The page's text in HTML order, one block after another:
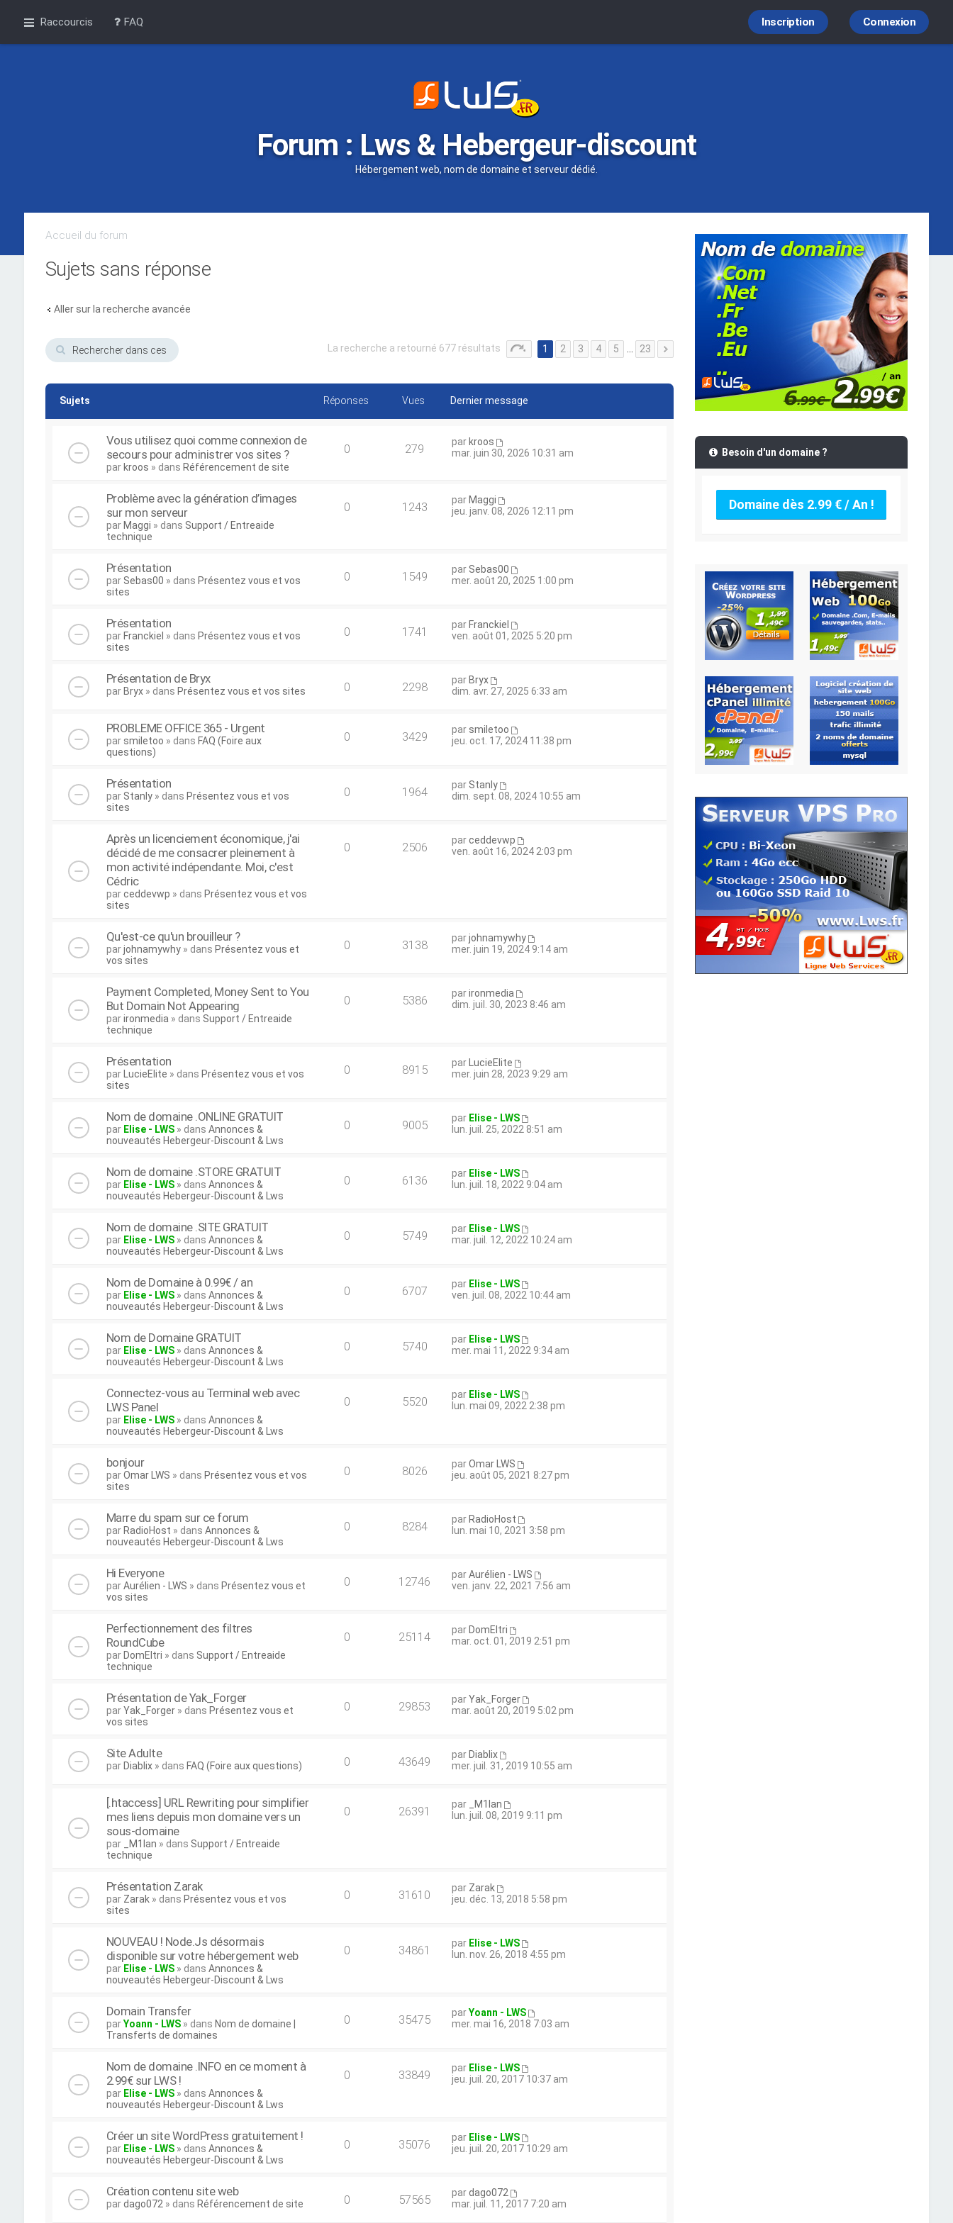
Raccourcis FAQ Connexion
Inscription
Forum : Lws & Hebergeur-discount
Hébergement web, nom de domaine et serveur dédié.
Accueil du forum
Sujets sans réponse
Aller sur la recherche avancée
La recherche a retourné 677 résultats 1 2 3 4 5 23
Sujets Réponses Vues Dernier message
Vous utilisez quoi comme connexion de
secours pour administrer vos sites ?
par kroos » dans Référencement de site
0 279 par kroos
mar. juin 30, 2026 10:31 am
Problème avec la génération d’images
sur mon serveur
par Maggi » dans Support / Entreaide
technique
0 1243 par Maggi
jeu. janv. 08, 2026 12:11 pm
Présentation
par Sebas00 » dans Présentez vous et vos
sites
0 1549 par Sebas00
mer. août 20, 2025 1:00 pm
Présentation
par Franckiel » dans Présentez vous et vos
sites
0 1741 par Franckiel
ven. août 01, 2025 5:20 pm
Présentation de Bryx
par Bryx» dans Présentez vous et vos sites 0 2298 par Bryx
dim. avr. 27, 2025 6:33 am
PROBLEME OFFICE 365 - Urgent
par smiletoo » dans FAQ (Foire aux
questions)
0 3429 par smiletoo
jeu. oct. 17, 2024 11:38 pm
Présentation
par Stanly» dans Présentez vous et vos
sites
0 1964 par Stanly
dim. sept. 08, 2024 10:55 am
Après un licenciement économique, j'ai
décidé de me consacrer pleinement à
mon activité indépendante. Moi, c'est
Cédric
parceddevwp » dans Présentez vous et vos
sites
0 2506 parceddevwp
ven. août 16, 2024 2:03 pm
Qu'est-ce qu'un brouilleur ?
parjohnamywhy» dans Présentez vous et
vos sites
0 3138 parjohnamywhy
mer. juin 19, 2024 9:14 am
Payment Completed, Money Sent to You
But Domain Not Appearing
parironmedia » dans Support / Entreaide
technique
0 5386 parironmedia
dim. juil. 30, 2023 8:46 am
Présentation
par LucieElite » dans Présentez vous et vos
sites
0 8915 par
LucieElite
mer. juin 28, 2023 9:29 am
Nom de domaine .ONLINE GRATUIT
par Elise - LWS» dans Annonces &
nouveautés Hebergeur-Discount & Lws
0 9005 par Elise - LWS
lun. juil. 25, 2022 8:51 am
Nom de domaine .STORE GRATUIT
par Elise - LWS» dans Annonces &
nouveautés Hebergeur-Discount & Lws
0 6136 par Elise - LWS
lun. juil. 18, 2022 9:04 am
Nom de domaine .SITE GRATUIT
par Elise - LWS» dans Annonces &
nouveautés Hebergeur-Discount & Lws
0 5749 par Elise - LWS
mar. juil. 12, 2022 10:24 am
Nom de Domaine à 0.99€ / an
par Elise - LWS» dans Annonces &
nouveautés Hebergeur-Discount & Lws
0 6707 par Elise - LWS
ven. juil. 08, 2022 10:44 am
Nom de Domaine GRATUIT
par Elise - LWS» dans Annonces &
nouveautés Hebergeur-Discount & Lws
0 5740 par Elise - LWS
mer. mai 11, 2022 9:34 am
Connectez-vous au Terminal web avec
LWS Panel
par Elise - LWS» dans Annonces &
nouveautés Hebergeur-Discount & Lws
0 5520 par Elise - LWS
lun. mai 09, 2022 2:38 pm
bonjour
parOmar LWS » dans Présentez vous et vos
sites
0 8026 parOmar LWS
jeu. août 05, 2021 8:27 pm
Marre du spam sur ce forum
par RadioHost » dans Annonces &
nouveautés Hebergeur-Discount & Lws
0 8284 par RadioHost
lun. mai 10, 2021 3:58 pm
Hi Everyone
parAurélien - LWS » dans Présentez vous et
vos sites
0 12746 parAurélien - LWS
ven. janv. 22, 2021 7:56 am
Perfectionnement des filtres
RoundCube
par DomEltri » dans Support / Entreaide
technique
0 25114 par DomEltri
mar. oct. 01, 2019 2:51 pm
Présentation de Yak_Forger
parYak_Forger» dans Présentez vous et
vos sites
0 29853 parYak_Forger
mar. août 20, 2019 5:02 pm
Site Adulte
par Diablix» dans FAQ (Foire aux questions) 0 43649 par Diablix
mer. juil. 31, 2019 10:55 am
[.htaccess] URL Rewriting pour simplifier
mes liens depuis mon domaine vers un
sous-domaine
par _M1lan » dans Support / Entreaide
technique
0 26391 par
_M1lan
lun. juil. 08, 2019 9:11 pm
Présentation Zarak
par Zarak» dans Présentez vous et vos
sites
0 31610 par Zarak
jeu. déc. 13, 2018 5:58 pm
NOUVEAU ! Node.Js désormais
disponible sur votre hébergement web
par Elise - LWS» dans Annonces &
nouveautés Hebergeur-Discount & Lws
0 34861 par Elise - LWS
lun. nov. 26, 2018 4:55 pm
Domain Transfer
parYoann - LWS» dans Nom de domaine |
Transferts de domaines
0 35475 parYoann - LWS
mer. mai 16, 2018 7:03 am
Nom de domaine .INFO en ce moment à
2.99€ sur LWS !
par Elise - LWS» dans Annonces &
nouveautés Hebergeur-Discount & Lws
0 33849 par Elise - LWS
jeu. juil. 20, 2017 10:37 am
Créer un site WordPress gratuitement !
par Elise - LWS» dans Annonces &
nouveautés Hebergeur-Discount & Lws
0 35076 par Elise - LWS
jeu. juil. 20, 2017 10:29 am
Création contenu site web
pardago072 » dans Référencement de site 0 57565 pardago072
mar. juil. 11, 2017 7:20 am
Besoin d'un domaine ?
Domaine dès 2.99 € / An !